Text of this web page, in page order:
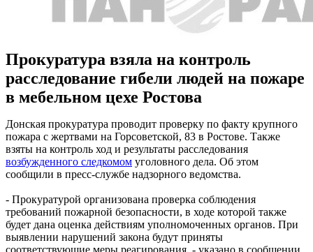
Прокуратура взяла на контроль
расследование гибели людей на пожаре
в мебельном цехе Ростова
Донская прокуратура проводит проверку по факту крупного
пожара с жертвами на Горсоветской, 83 в Ростове. Также
взяты на контроль ход и результаты расследования
возбужденного следкомом уголовного дела. Об этом
сообщили в пресс-службе надзорного ведомства.
- Прокуратурой организована проверка соблюдения
требований пожарной безопасности, в ходе которой также
будет дана оценка действиям уполномоченных органов. При
выявлении нарушений закона будут приняты